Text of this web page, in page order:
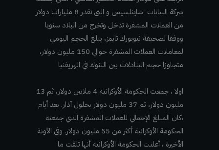
شركة البيانات شاينلسيس و التي تقدر
8 مليارات دولار
من العملات المشفرة تدخل وتخرج من البلاد سنويا
ووفقا لصحيفة نيويورك تايمز، يبلغ الحجم اليومي
لمعاملات العملات المشفرة حوالي 150 مليون دولار،
متجاوزا حجم التبادلات بين البنوك في الهريفنيا
اولا ، جمعت الحكومة الأوكرانية 4 ملايين دولار، ثم 13
مليون دولار، ثم 37 مليون دولار بحلول آذار. بعد أيام
،كان المبلغ الإجمالي للعملات المشفرة الذي جمعته
الحكومة الأوكرانية أكثر من 55 مليون دولار. وفي الآونة
الأخيرة ، أعلنت الحكومة الأوكرانية أنها تلقت ما